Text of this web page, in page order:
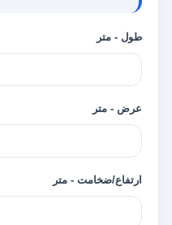
طول - متر
عرض - متر
ارتفاع/ضخامت - متر